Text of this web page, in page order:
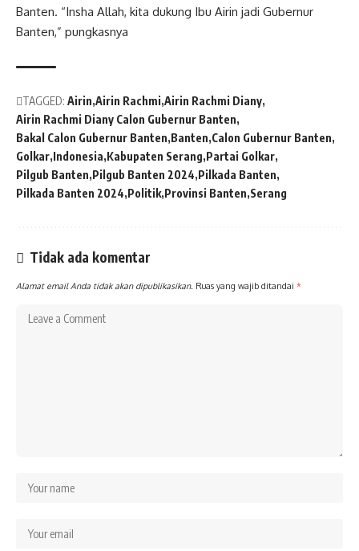
Banten. “Insha Allah, kita dukung Ibu Airin jadi Gubernur
Banten,” pungkasnya
TAGGED: Airin Airin Rachmi Airin Rachmi Diany
Airin Rachmi Diany Calon Gubernur Banten
Bakal Calon Gubernur Banten Banten Calon Gubernur Banten
Golkar Indonesia Kabupaten Serang Partai Golkar
Pilgub Banten Pilgub Banten 2024 Pilkada Banten
Pilkada Banten 2024 Politik Provinsi Banten Serang
Tidak ada komentar
Alamat email Anda tidak akan dipublikasikan. Ruas yang wajib ditandai *